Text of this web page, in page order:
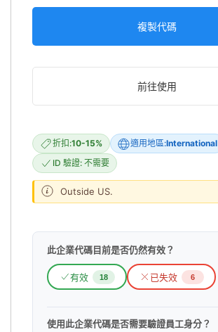
複製代碼
前往使用
折扣:10-15% 適用地區:International
ID 驗證: 不需要
Outside US.
此企業代碼目前是否仍然有效？
有效 18 已失效 6
使用此企業代碼是否需要驗證員工身分？